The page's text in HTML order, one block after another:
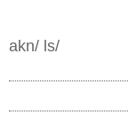
akn/ ls/